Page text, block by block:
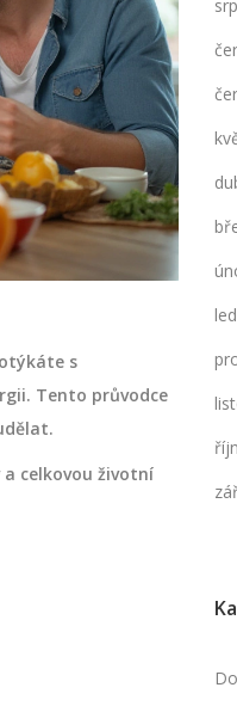
s
Tento průvodce
celkovou životní